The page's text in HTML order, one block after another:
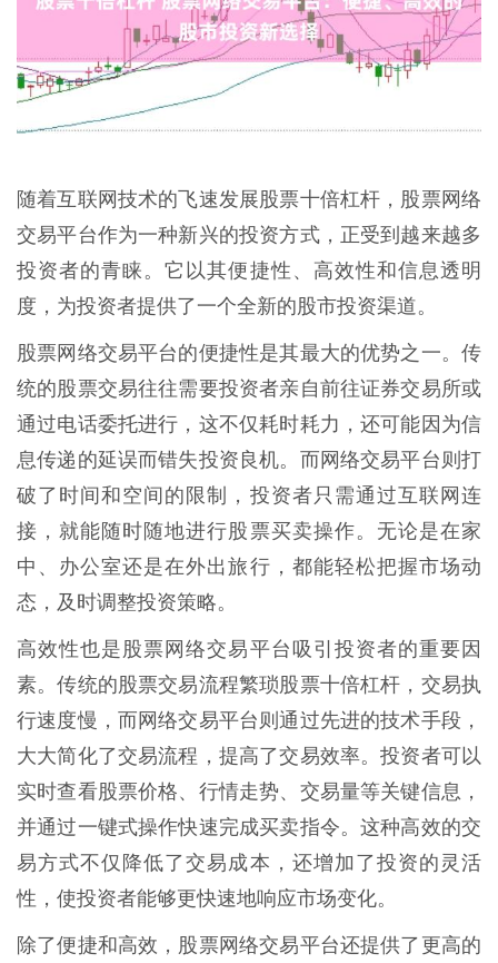
随着互联网技术的飞速发展股票十倍杠杆，股票网络
交易平台作为一种新兴的投资方式，正受到越来越多
投资者的青睐。它以其便捷性、高效性和信息透明
度，为投资者提供了一个全新的股市投资渠道。
股票网络交易平台的便捷性是其最大的优势之一。传
统的股票交易往往需要投资者亲自前往证券交易所或
通过电话委托进行，这不仅耗时耗力，还可能因为信
息传递的延误而错失投资良机。而网络交易平台则打
破了时间和空间的限制，投资者只需通过互联网连
接，就能随时随地进行股票买卖操作。无论是在家
中、办公室还是在外出旅行，都能轻松把握市场动
态，及时调整投资策略。
高效性也是股票网络交易平台吸引投资者的重要因
素。传统的股票交易流程繁琐股票十倍杠杆，交易执
行速度慢，而网络交易平台则通过先进的技术手段，
大大简化了交易流程，提高了交易效率。投资者可以
实时查看股票价格、行情走势、交易量等关键信息，
并通过一键式操作快速完成买卖指令。这种高效的交
易方式不仅降低了交易成本，还增加了投资的灵活
性，使投资者能够更快速地响应市场变化。
除了便捷和高效，股票网络交易平台还提供了更高的